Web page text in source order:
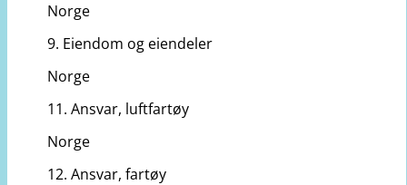
Norge
9. Eiendom og eiendeler
Norge
11. Ansvar, luftfartøy
Norge
12. Ansvar, fartøy